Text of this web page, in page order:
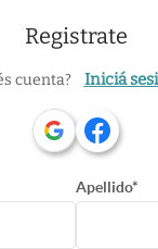
Registrate
cuenta? Iniciá
Apellido*